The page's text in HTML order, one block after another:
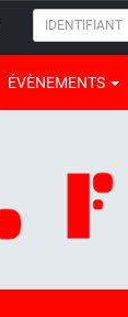
IDENTIFIANT
ÉVÈNEMENTS